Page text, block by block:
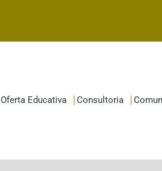
Oferta Educativa Consultoria